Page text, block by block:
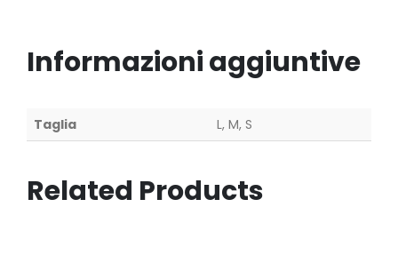
Informazioni aggiuntive
Taglia L, M, S
Related Products